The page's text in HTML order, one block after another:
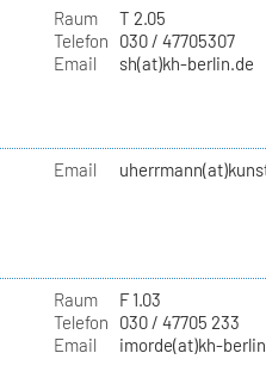
Raum
T 2.05
Telefon
030 / 47705307
Email
sh(at)kh-berlin.de
Email
Raum
F 1.03
Telefon
030 / 47705 233
Email
imorde(at)kh-